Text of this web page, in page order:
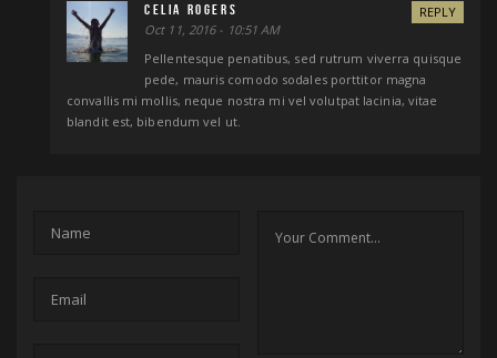
Celia Rogers
REPLY
Oct 11, 2016 - 10:51 AM
Pellentesque penatibus, sed rutrum viverra quisque
pede, mauris comodo sodales porttitor magna
convallis mi mollis, neque nostra mi vel volutpat lacinia, vitae
blandit est, bibendum vel ut.